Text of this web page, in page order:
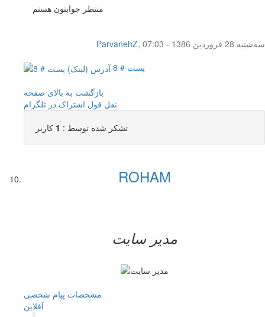
منتظر جوابتون هستم
ParvanehZ,
سه‌شنبه 28 فروردین 1386 - 07:03
پست # 8
بازگشت به بالای صفحه
نقل قول اشتراک در تلگرام
تشکر شده توسط : 1 کاربر
ROHAM
مدیر سایت
مشخصات پیام شخصی
آفلاين